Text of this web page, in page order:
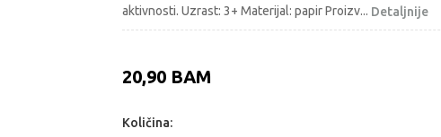
aktivnosti. Uzrast: 3+ Materijal: papir Proizv... Detaljnije
20,90 BAM
Količina: